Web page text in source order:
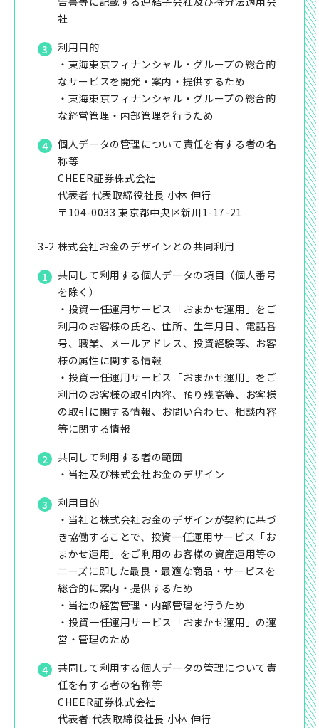
社
利用目的
・東海東京フィナンシャル・グループの総合的
なサービスを開発・案内・提供するため
・東海東京フィナンシャル・グループの総合的
な経営管理・内部管理を行うため
個人データの管理について責任を有する者の名
称等
CHEER証券株式会社
代表者:代表取締役社長 小林 伸行
〒104-0033 東京都中央区新川1-17-21
3-2 株式会社お金のデザインとの共同利用
共同して利用する個人データの項目（個人番号
を除く）
・投資一任運用サービス「おまかせ運用」をご
利用のお客様の氏名、住所、生年月日、電話番
号、職業、メールアドレス、投資経験等、お客
様の属性に関する情報
・投資一任運用サービス「おまかせ運用」をご
利用のお客様の取引内容、預り残高等、お客様
の取引に関する情報、お問い合わせ、相談内容
等に関する情報
共同して利用する者の範囲
・当社及び株式会社お金のデザイン
利用目的
・当社と株式会社お金のデザインが契約に基づ
き協働することで、投資一任運用サービス「お
まかせ運用」をご利用のお客様の資産運用等の
ニーズに即した最良・最適な商品・サービスを
総合的に案内・提供するため
・当社の経営管理・内部管理を行うため
・投資一任運用サービス「おまかせ運用」の運
営・管理のため
共同して利用する個人データの管理について責
任を有する者の名称等
CHEER証券株式会社
代表者:代表取締役社長 小林 伸行